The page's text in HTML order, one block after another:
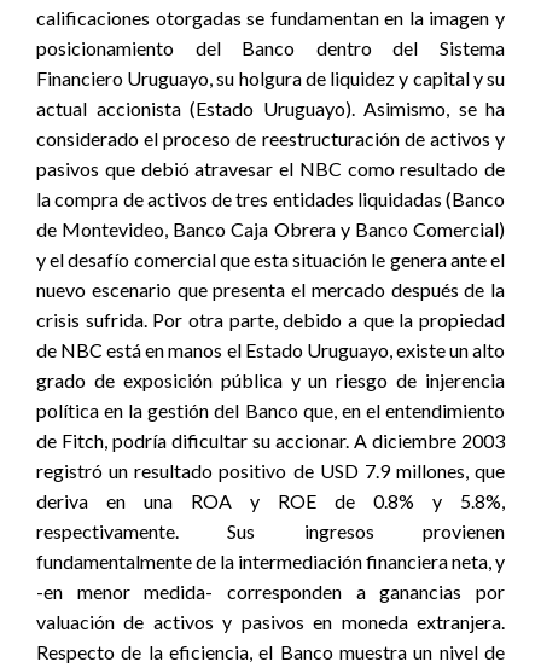
calificaciones otorgadas se fundamentan en la imagen y
posicionamiento del Banco dentro del Sistema
Financiero Uruguayo, su holgura de liquidez y capital y su
actual accionista (Estado Uruguayo). Asimismo, se ha
considerado el proceso de reestructuración de activos y
pasivos que debió atravesar el NBC como resultado de
la compra de activos de tres entidades liquidadas (Banco
de Montevideo, Banco Caja Obrera y Banco Comercial)
y el desafío comercial que esta situación le genera ante el
nuevo escenario que presenta el mercado después de la
crisis sufrida. Por otra parte, debido a que la propiedad
de NBC está en manos el Estado Uruguayo, existe un alto
grado de exposición pública y un riesgo de injerencia
política en la gestión del Banco que, en el entendimiento
de Fitch, podría dificultar su accionar. A diciembre 2003
registró un resultado positivo de USD 7.9 millones, que
deriva en una ROA y ROE de 0.8% y 5.8%,
respectivamente. Sus ingresos provienen
fundamentalmente de la intermediación financiera neta, y
-en menor medida- corresponden a ganancias por
valuación de activos y pasivos en moneda extranjera.
Respecto de la eficiencia, el Banco muestra un nivel de